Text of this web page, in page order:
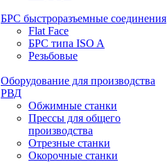
БРС быстроразъемные соединения
Flat Face
БРС типа ISO A
Резьбовые
Оборудование для производства
РВД
Обжимные станки
Прессы для общего
производства
Отрезные станки
Окорочные станки